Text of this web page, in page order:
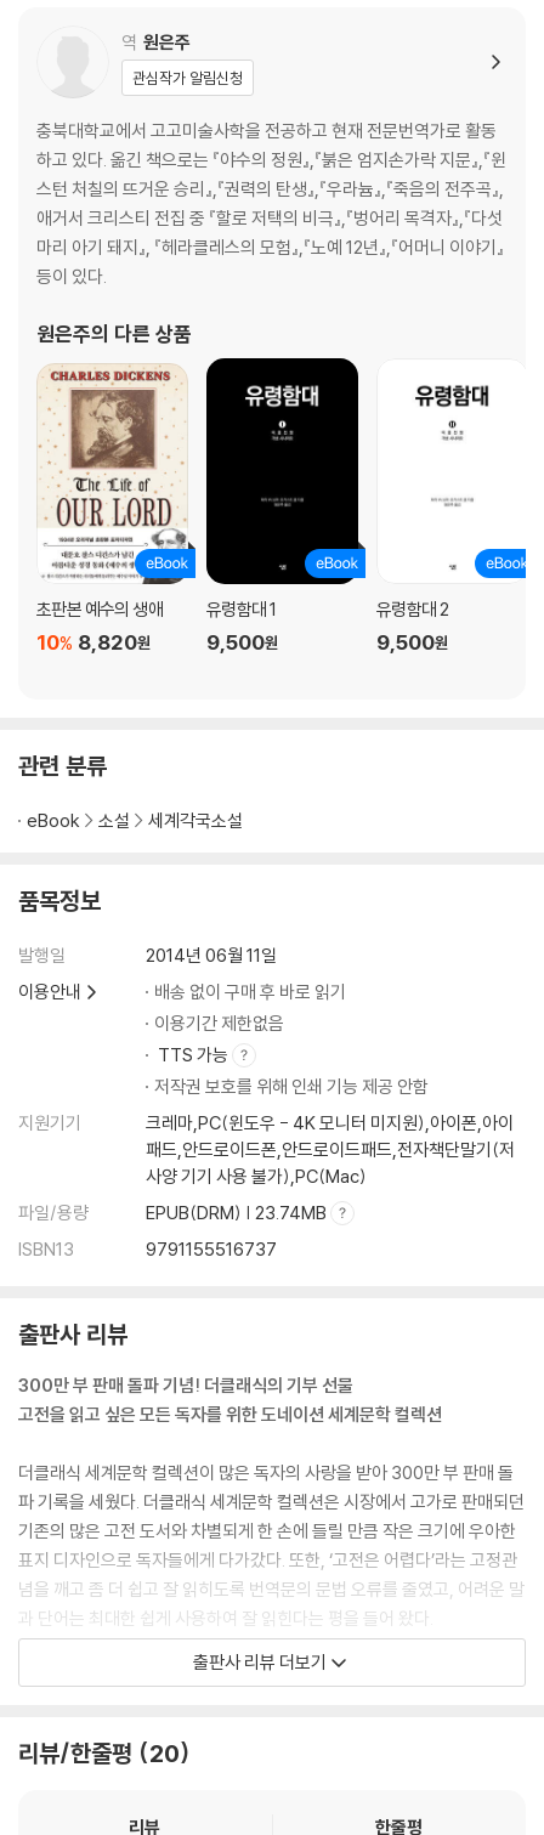
역 원은주
관심작가 알림신청
충북대학교에서 고고미술사학을 전공하고 현재 전문번역가로 활동
하고 있다. 옮긴 책으로는 『야수의 정원』,『붉은 엄지손가락 지문』,『윈
스턴 처칠의 뜨거운 승리』,『권력의 탄생』,『우라늄』,『죽음의 전주곡』,
애거서 크리스티 전집 중 『할로 저택의 비극』,『벙어리 목격자』,『다섯
마리 아기 돼지』, 『헤라클레스의 모험』,『노예 12년』,『어머니 이야기』
등이 있다.
원은주의 다른 상품
초판본 예수의 생애
8,820원
10%
유령함대 1
9,500원
유령함대 2
9,500원
관련 분류
eBook 소설 세계각국소설
품목정보
발행일
2014년 06월 11일
이용안내
배송 없이 구매 후 바로 읽기
이용기간 제한없음
TTS 가능
저작권 보호를 위해 인쇄 기능 제공 안함
지원기기
크레마,PC(윈도우 - 4K 모니터 미지원),아이폰,아이
패드,안드로이드폰,안드로이드패드,전자책단말기(저
사양 기기 사용 불가),PC(Mac)
파일/용량
EPUB(DRM) | 23.74MB
ISBN13
9791155516737
출판사 리뷰
300만 부 판매 돌파 기념! 더클래식의 기부 선물
고전을 읽고 싶은 모든 독자를 위한 도네이션 세계문학 컬렉션
더클래식 세계문학 컬렉션이 많은 독자의 사랑을 받아 300만 부 판매 돌
파 기록을 세웠다. 더클래식 세계문학 컬렉션은 시장에서 고가로 판매되던
기존의 많은 고전 도서와 차별되게 한 손에 들릴 만큼 작은 크기에 우아한
표지 디자인으로 독자들에게 다가갔다. 또한, ‘고전은 어렵다’라는 고정관
념을 깨고 좀 더 쉽고 잘 읽히도록 번역문의 문법 오류를 줄였고, 어려운 말
과 단어는 최대한 쉽게 사용하여 잘 읽힌다는 평을 들어 왔다.
경제적이다! 예쁘다! 잘 읽힌다! 이 세 가지 요건을 충족한 더클래식 세계
성원에 보답하고, 사회 환원에 앞장서고자 “더클래식 도네이션 세계문학
의 생애》를 더클래식 도네이션 세계문학 컬렉션 71권으로 선보인다.
출판사 리뷰 더보기
리뷰/한줄평 20
리뷰 한줄평